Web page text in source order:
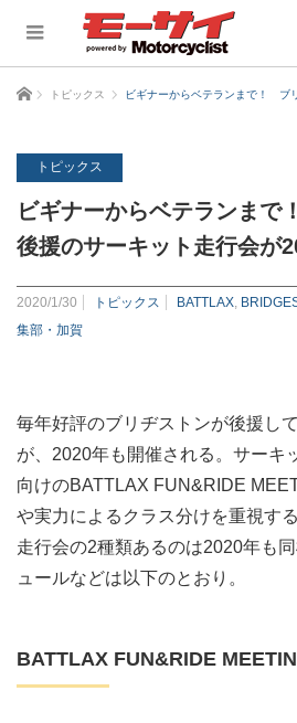
ホーム トピックス ビギナーからベテランまで！ ブ
トピックス
ビギナーからベテランま
後援のサーキット走行会が
2020/1/30 トピックス BATTLAX
集部・加賀
毎年好評のブリヂストンが後援し
が、2020年も開催される。サーキ
向けのBATTLAX FUN&RIDE
や実力によるクラス分けを重視す
走行会の2種類あるのは2020年も
ュールなどは以下のとおり。
BATTLAX FUN&RIDE